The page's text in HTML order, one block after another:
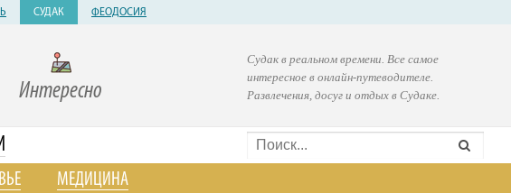
СУДАК ФЕОДОСИЯ
Интересно
Судак в реальном времени. Все самое
интересное в онлайн-путеводителе.
Развлечения, досуг и отдых в Судаке.
МЕДИЦИНА